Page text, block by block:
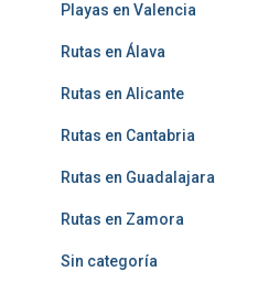
Playas en Valencia
Rutas en Álava
Rutas en Alicante
Rutas en Cantabria
Rutas en Guadalajara
Rutas en Zamora
Sin categoría